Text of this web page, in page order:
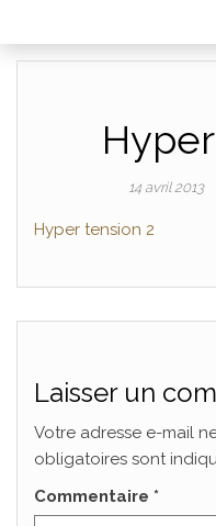
14 avril 2013
Hyper tension 2
Laisser un
Votre adresse e-mail
obligatoires sont
Commentaire *